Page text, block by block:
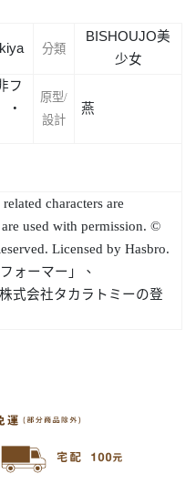
分類
BISHOUJO美
少女
フ
・
原型/
設計
燕
characters are
used with permission. ©
Licensed by Hasbro.
ーマー」、
式会社タカラトミーの登